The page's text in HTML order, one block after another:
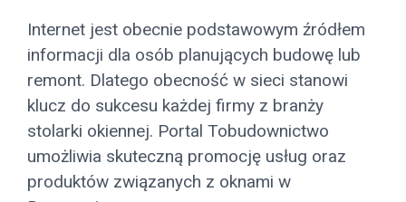
Internet jest obecnie podstawowym źródłem
informacji dla osób planujących budowę lub
remont. Dlatego obecność w sieci stanowi
klucz do sukcesu każdej firmy z branży
stolarki okiennej. Portal Tobudownictwo
umożliwia skuteczną promocję usług oraz
produktów związanych z oknami w